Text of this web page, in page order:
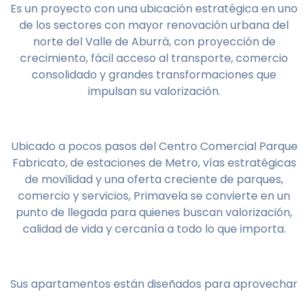
Es un proyecto con una ubicación estratégica en uno
de los sectores con mayor renovación urbana del
norte del Valle de Aburrá, con proyección de
crecimiento, fácil acceso al transporte, comercio
consolidado y grandes transformaciones que
impulsan su valorización.
Ubicado a pocos pasos del Centro Comercial Parque
Fabricato, de estaciones de Metro, vías estratégicas
de movilidad y una oferta creciente de parques,
comercio y servicios, Primavela se convierte en un
punto de llegada para quienes buscan valorización,
calidad de vida y cercanía a todo lo que importa.
Sus apartamentos están diseñados para aprovechar